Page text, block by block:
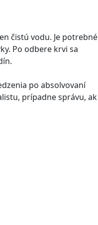
čistú vodu. Je potrebné
Po odbere krvi sa
po absolvovaní
prípadne správu, ak